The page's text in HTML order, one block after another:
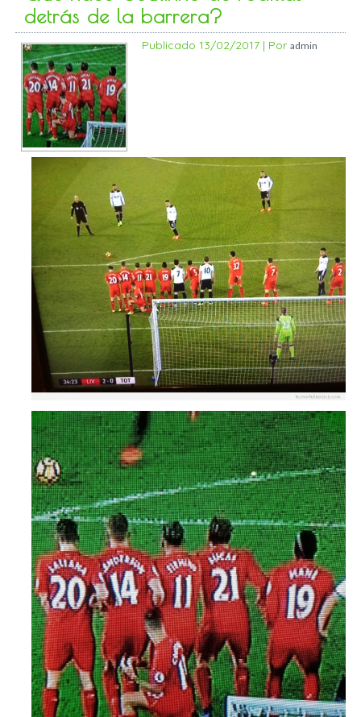
detrás de la barrera?
Publicado 13/02/2017 | Por admin